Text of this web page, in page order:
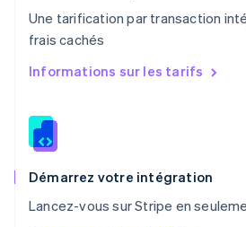
Une tarification par transaction
frais cachés
Informations sur les tarifs
Démarrez votre intégration
Lancez-vous sur Stripe en
PortuguêsEnglish
R.A.S. de Hong Kong, Chine
English
Roumanie
Royaume-Uni
English
English简体中文